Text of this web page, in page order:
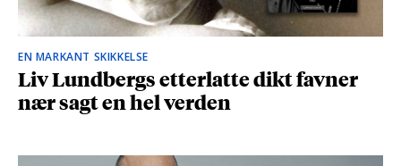
EN MARKANT SKIKKELSE
Liv Lundbergs etterlatte dikt favner
nær sagt en hel verden